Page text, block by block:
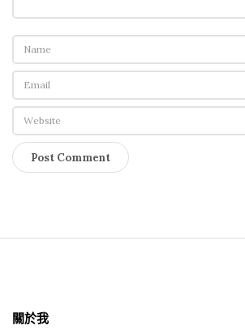
關於我